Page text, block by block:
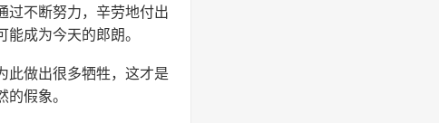
过不断努力，辛劳地付出
成为今天的郎朗。
此做出很多牺牲，这才是
假象。